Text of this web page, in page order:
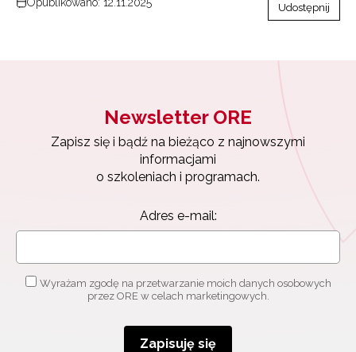
Udostępnij
Newsletter ORE
Zapisz się i bądź na bieżąco z najnowszymi
informacjami
o szkoleniach i programach.
Adres e-mail:
Wyrażam zgodę na przetwarzanie moich danych osobowych
przez ORE w celach marketingowych.
Zapisuję się
Zapisz się i bądź na bieżąco z najnowszymi
o szkoleniach i programach.
Adres e-mail:
osobowych przez ORE w celach marketingowych.